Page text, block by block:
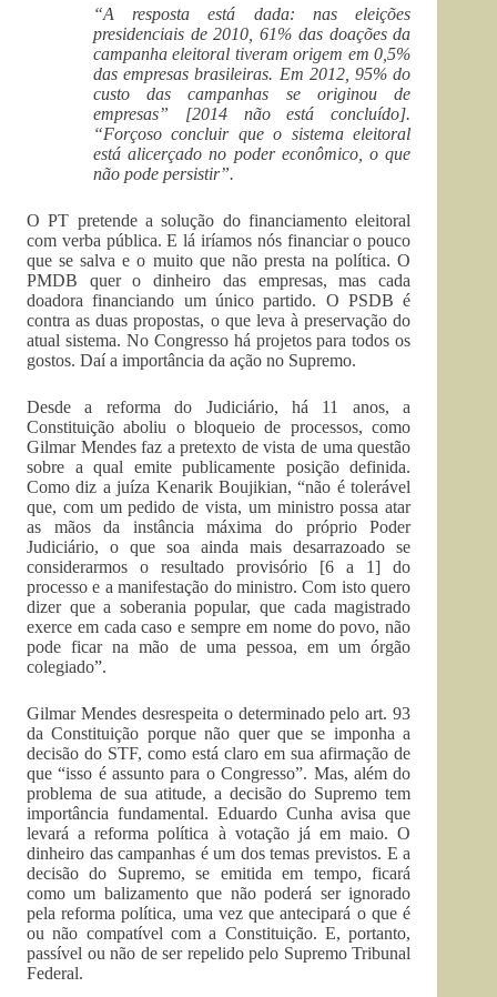
“A resposta está dada: nas eleições
presidenciais de 2010, 61% das doações da
campanha eleitoral tiveram origem em 0,5%
das empresas brasileiras. Em 2012, 95% do
custo das campanhas se originou de
empresas” [2014 não está concluído].
“Forçoso concluir que o sistema eleitoral
está alicerçado no poder econômico, o que
não pode persistir”.
O PT pretende a solução do financiamento eleitoral
com verba pública. E lá iríamos nós financiar o pouco
que se salva e o muito que não presta na política. O
PMDB quer o dinheiro das empresas, mas cada
doadora financiando um único partido. O PSDB é
contra as duas propostas, o que leva à preservação do
atual sistema. No Congresso há projetos para todos os
gostos. Daí a importância da ação no Supremo.
Desde a reforma do Judiciário, há 11 anos, a
Constituição aboliu o bloqueio de processos, como
Gilmar Mendes faz a pretexto de vista de uma questão
sobre a qual emite publicamente posição definida.
Como diz a juíza Kenarik Boujikian, “não é tolerável
que, com um pedido de vista, um ministro possa atar
as mãos da instância máxima do próprio Poder
Judiciário, o que soa ainda mais desarrazoado se
considerarmos o resultado provisório [6 a 1] do
processo e a manifestação do ministro. Com isto quero
dizer que a soberania popular, que cada magistrado
exerce em cada caso e sempre em nome do povo, não
pode ficar na mão de uma pessoa, em um órgão
colegiado”.
Gilmar Mendes desrespeita o determinado pelo art. 93
da Constituição porque não quer que se imponha a
decisão do STF, como está claro em sua afirmação de
que “isso é assunto para o Congresso”. Mas, além do
problema de sua atitude, a decisão do Supremo tem
importância fundamental. Eduardo Cunha avisa que
levará a reforma política à votação já em maio. O
dinheiro das campanhas é um dos temas previstos. E a
decisão do Supremo, se emitida em tempo, ficará
como um balizamento que não poderá ser ignorado
pela reforma política, uma vez que antecipará o que é
ou não compatível com a Constituição. E, portanto,
passível ou não de ser repelido pelo Supremo Tribunal
Federal.